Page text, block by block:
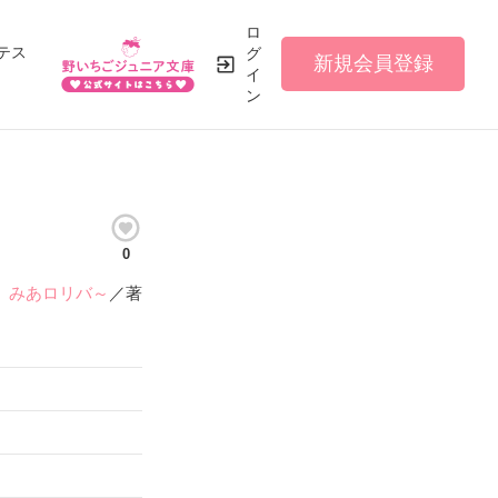
ス
ロ
グ
イ
ン
新規会員登録
0
みあロリバ～ ／著